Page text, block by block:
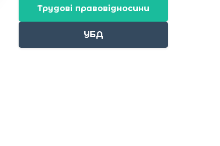
Трудові правовідносини
УБД